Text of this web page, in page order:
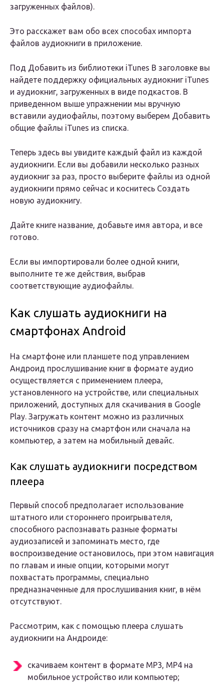
загруженных файлов).
Это расскажет вам обо всех способах импорта
файлов аудиокниги в приложение.
Под Добавить из библиотеки iTunes В заголовке вы
найдете поддержку официальных аудиокниг iTunes
и аудиокниг, загруженных в виде подкастов. В
приведенном выше упражнении мы вручную
вставили аудиофайлы, поэтому выберем Добавить
общие файлы iTunes из списка.
Теперь здесь вы увидите каждый файл из каждой
аудиокниги. Если вы добавили несколько разных
аудиокниг за раз, просто выберите файлы из одной
аудиокниги прямо сейчас и коснитесь Создать
новую аудиокнигу.
Дайте книге название, добавьте имя автора, и все
готово.
Если вы импортировали более одной книги,
выполните те же действия, выбрав
соответствующие аудиофайлы.
Как слушать аудиокниги на
смартфонах Android
На смартфоне или планшете под управлением
Андроид прослушивание книг в формате аудио
осуществляется с применением плеера,
установленного на устройстве, или специальных
приложений, доступных для скачивания в Google
Play. Загружать контент можно из различных
источников сразу на смартфон или сначала на
компьютер, а затем на мобильный девайс.
Как слушать аудиокниги посредством
плеера
Первый способ предполагает использование
штатного или стороннего проигрывателя,
способного распознавать разные форматы
аудиозаписей и запоминать место, где
воспроизведение остановилось, при этом навигация
по главам и иные опции, которыми могут
похвастать программы, специально
предназначенные для прослушивания книг, в нём
отсутствуют.
Рассмотрим, как с помощью плеера слушать
аудиокниги на Андроиде:
скачиваем контент в формате MP3, MP4 на
мобильное устройство или компьютер;